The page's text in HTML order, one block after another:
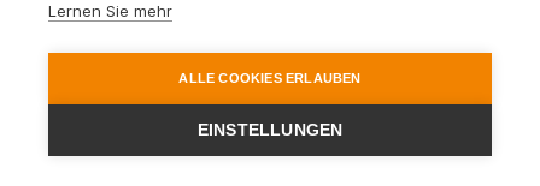
Lernen Sie mehr
ALLE COOKIES ERLAUBEN
EINSTELLUNGEN